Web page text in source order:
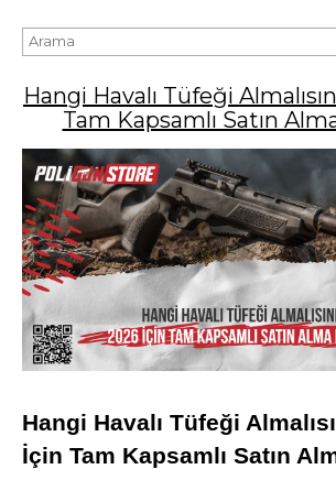
Hangi Havalı Tüfeği
Tam Kapsamlı Satın
Hangi Havalı Tüfeği
İçin Tam Kapsamlı Satın